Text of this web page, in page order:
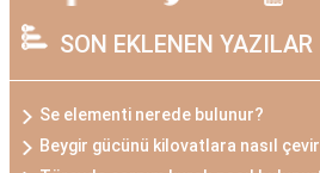
SON EKLENEN YAZILAR
Se elementi nerede bulunur?
Beygir gücünü kilovatlara nasıl